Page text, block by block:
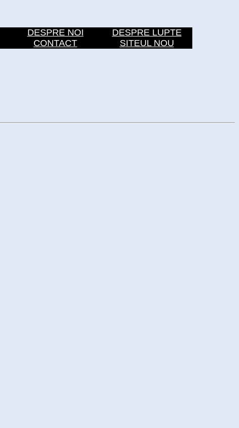
DESPRE NOI
DESPRE LUPTE
CONTACT SITEUL NOU